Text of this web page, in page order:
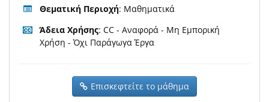
Θεματική Περιοχή: Μαθηματικά
Άδεια Χρήσης: CC - Αναφορά - Μη Εμπορική
Χρήση - Όχι Παράγωγα Έργα
Επισκεφτείτε το μάθημα